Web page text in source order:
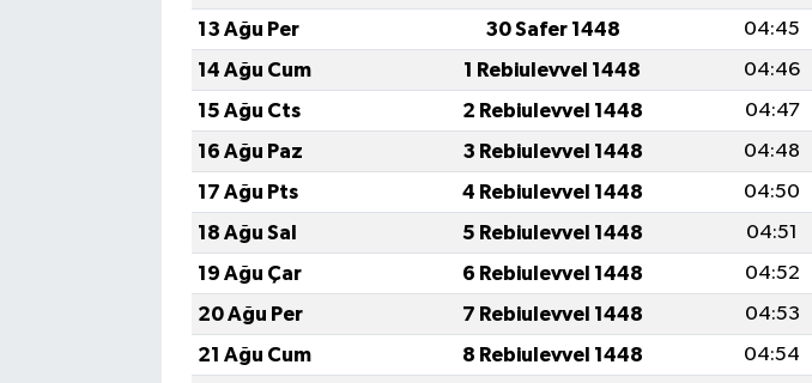
13 Ağu Per
30 Safer 1448 04:45
14 Ağu Cum
1 Rebiulevvel 1448 04:46
15 Ağu Cts
2 Rebiulevvel 1448 04:47
16 Ağu Paz
3 Rebiulevvel 1448 04:48
17 Ağu Pts
4 Rebiulevvel 1448 04:50
18 Ağu Sal
5 Rebiulevvel 1448 04:51
19 Ağu Çar
6 Rebiulevvel 1448 04:52
20 Ağu Per
7 Rebiulevvel 1448 04:53
21 Ağu Cum
8 Rebiulevvel 1448 04:54